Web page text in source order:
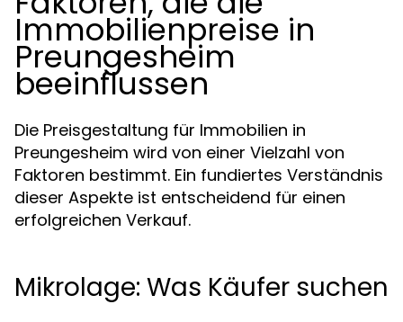
Immobilienpreise in
Preungesheim
beeinflussen
Die Preisgestaltung für Immobilien in
Preungesheim wird von einer Vielzahl von
Faktoren bestimmt. Ein fundiertes Verständnis
dieser Aspekte ist entscheidend für einen
erfolgreichen Verkauf.
Mikrolage: Was Käufer suchen